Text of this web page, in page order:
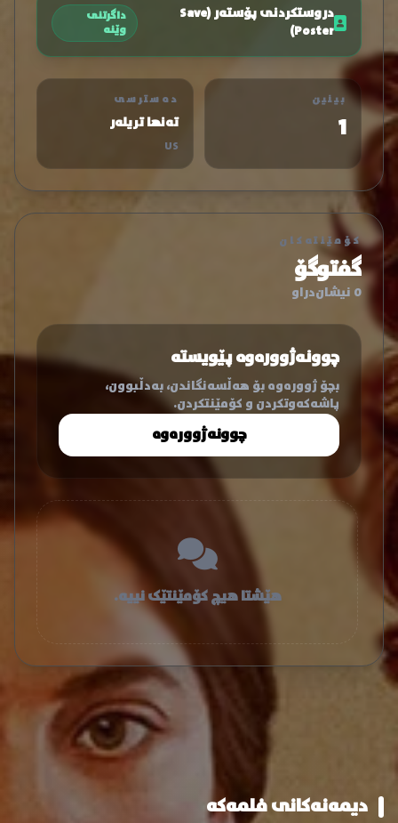
دروستکردنی پۆستەر (Save
Poster)
داگرتنی
وێنە
بینین
1
دەسترسی
تەنها تریلەر
US
کۆمێنتەکان
گفتوگۆ
0 نیشان‌دراو
چوونەژوورەوە پێویستە
بچۆ ژوورەوە بۆ هەڵسەنگاندن، بەدڵبوون،
پاشەکەوتکردن و کۆمێنتکردن.
چوونەژوورەوە
هێشتا هیچ کۆمێنتێک نییە.
دیمەنەکانی فلمەکە